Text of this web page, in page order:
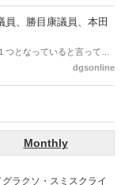
員、勝目康議員、本田
つとなっていると言っても
特に与党では、政府関係者
dgsonline
Monthly
ラクソ・スミスクライ